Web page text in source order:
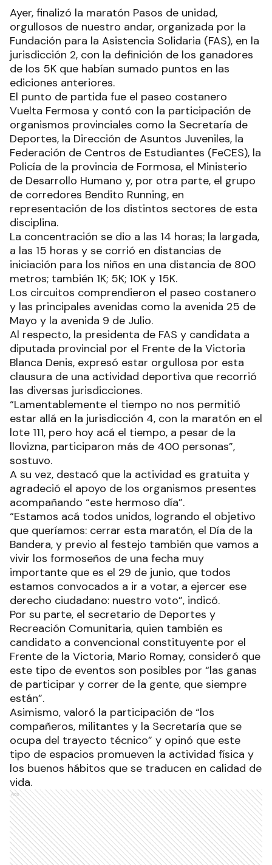
Ayer, finalizó la maratón Pasos de unidad,
orgullosos de nuestro andar, organizada por la
Fundación para la Asistencia Solidaria (FAS), en la
jurisdicción 2, con la definición de los ganadores
de los 5K que habían sumado puntos en las
ediciones anteriores.
El punto de partida fue el paseo costanero
Vuelta Fermosa y contó con la participación de
organismos provinciales como la Secretaría de
Deportes, la Dirección de Asuntos Juveniles, la
Federación de Centros de Estudiantes (FeCES), la
Policía de la provincia de Formosa, el Ministerio
de Desarrollo Humano y, por otra parte, el grupo
de corredores Bendito Running, en
representación de los distintos sectores de esta
disciplina.
La concentración se dio a las 14 horas; la largada,
a las 15 horas y se corrió en distancias de
iniciación para los niños en una distancia de 800
metros; también 1K; 5K; 10K y 15K.
Los circuitos comprendieron el paseo costanero
y las principales avenidas como la avenida 25 de
Mayo y la avenida 9 de Julio.
Al respecto, la presidenta de FAS y candidata a
diputada provincial por el Frente de la Victoria
Blanca Denis, expresó estar orgullosa por esta
clausura de una actividad deportiva que recorrió
las diversas jurisdicciones.
“Lamentablemente el tiempo no nos permitió
estar allá en la jurisdicción 4, con la maratón en el
lote 111, pero hoy acá el tiempo, a pesar de la
llovizna, participaron más de 400 personas”,
sostuvo.
A su vez, destacó que la actividad es gratuita y
agradeció el apoyo de los organismos presentes
acompañando “este hermoso día”.
“Estamos acá todos unidos, logrando el objetivo
que queríamos: cerrar esta maratón, el Día de la
Bandera, y previo al festejo también que vamos a
vivir los formoseños de una fecha muy
importante que es el 29 de junio, que todos
estamos convocados a ir a votar, a ejercer ese
derecho ciudadano: nuestro voto”, indicó.
Por su parte, el secretario de Deportes y
Recreación Comunitaria, quien también es
candidato a convencional constituyente por el
Frente de la Victoria, Mario Romay, consideró que
este tipo de eventos son posibles por “las ganas
de participar y correr de la gente, que siempre
están”.
Asimismo, valoró la participación de “los
compañeros, militantes y la Secretaría que se
ocupa del trayecto técnico” y opinó que este
tipo de espacios promueven la actividad física y
los buenos hábitos que se traducen en calidad de
vida.
Ads